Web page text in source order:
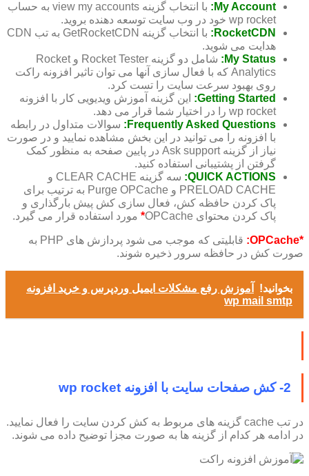
My Account:
با انتخاب گزینه view my accounts به حساب
wp rocket خود در وب سایت توسعه دهنده بروید.
RocketCDN:
با انتخاب گزینه GetRocketCDN به تب CDN
هدایت می شوید.
My Status:
شامل دو گزینه Rocket Tester و Rocket
Analytics که با فعال سازی آنها می توان تاثیر افزونه راکت
روی بهبود سرعت سایت را تست کرد.
Getting Started:
این گزینه آموزش ویدیویی کار با افزونه
wp rocket را در اختیار شما قرار می دهد.
Frequently Asked Questions:
سوالات متداول در رابطه
با افزونه را می توانید در این بخش مشاهده نمایید و در صورت
نیاز از گزینه Ask support در پایین صفحه به منظور کمک
گرفتن از پشتیبانی استفاده کنید.
QUICK ACTIONS:
سه گزینه CLEAR CACHE و
PRELOAD CACHE و Purge OPCache به ترتیب برای
پاک کردن حافظه کش، فعال سازی کش پیش بارگذاری و
پاک کردن محتوای OPCache
* مورد استفاده قرار می گیرد.
*OPCache:
قابلیتی که موجب می شود پردازش های PHP به
صورت کش در حافظه سرور ذخیره شوند.
بخوانید!
آموزش رفع مشکلات ایمیل وردپرس و خرید افزونه
wp mail smtp
2- کش صفحات سایت با افزونه wp rocket
در تب cache گزینه های مربوط به کش کردن سایت را فعال نمایید.
در ادامه هر کدام از گزینه ها به صورت مجزا توضیح داده می شوند.